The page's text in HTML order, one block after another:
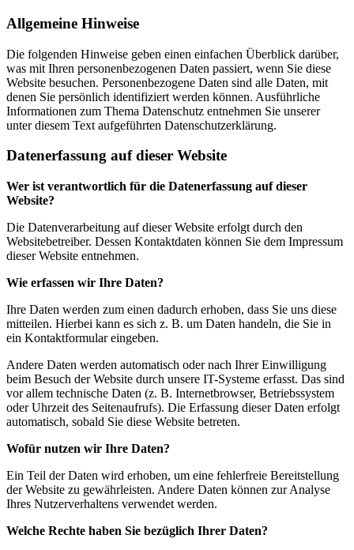
Allgemeine Hinweise
Die folgenden Hinweise geben einen einfachen Überblick darüber,
was mit Ihren personenbezogenen Daten passiert, wenn Sie diese
Website besuchen. Personenbezogene Daten sind alle Daten, mit
denen Sie persönlich identifiziert werden können. Ausführliche
Informationen zum Thema Datenschutz entnehmen Sie unserer
unter diesem Text aufgeführten Datenschutzerklärung.
Datenerfassung auf dieser Website
Wer ist verantwortlich für die Datenerfassung auf dieser
Website?
Die Datenverarbeitung auf dieser Website erfolgt durch den
Websitebetreiber. Dessen Kontaktdaten können Sie dem Impressum
dieser Website entnehmen.
Wie erfassen wir Ihre Daten?
Ihre Daten werden zum einen dadurch erhoben, dass Sie uns diese
mitteilen. Hierbei kann es sich z. B. um Daten handeln, die Sie in
ein Kontaktformular eingeben.
Andere Daten werden automatisch oder nach Ihrer Einwilligung
beim Besuch der Website durch unsere IT-Systeme erfasst. Das sind
vor allem technische Daten (z. B. Internetbrowser, Betriebssystem
oder Uhrzeit des Seitenaufrufs). Die Erfassung dieser Daten erfolgt
automatisch, sobald Sie diese Website betreten.
Wofür nutzen wir Ihre Daten?
Ein Teil der Daten wird erhoben, um eine fehlerfreie Bereitstellung
der Website zu gewährleisten. Andere Daten können zur Analyse
Ihres Nutzerverhaltens verwendet werden.
Welche Rechte haben Sie bezüglich Ihrer Daten?